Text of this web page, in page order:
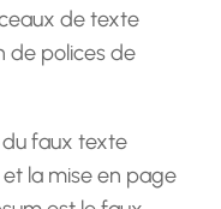
de texte
de polices de
faux texte
la mise en page